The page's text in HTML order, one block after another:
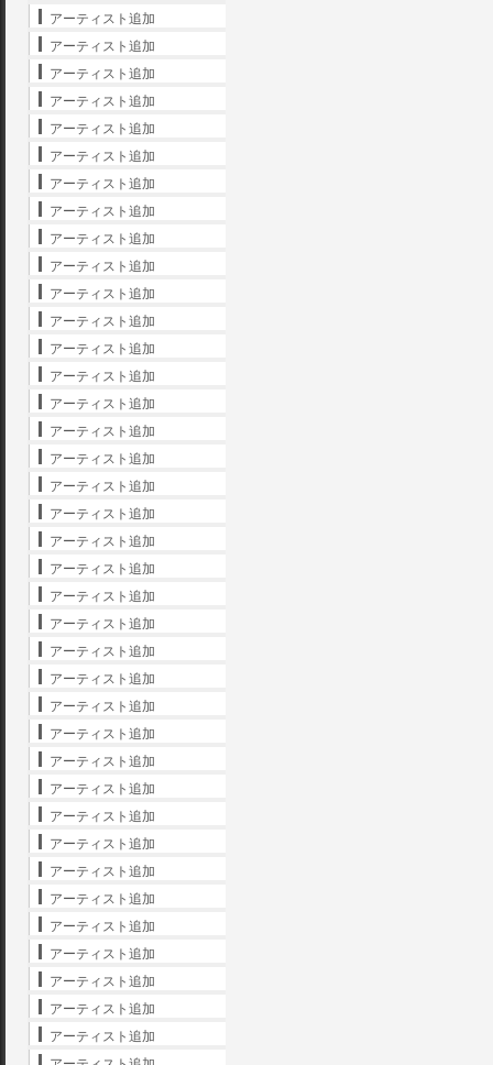
アーティスト追加
アーティスト追加
アーティスト追加
アーティスト追加
アーティスト追加
アーティスト追加
アーティスト追加
アーティスト追加
アーティスト追加
アーティスト追加
アーティスト追加
アーティスト追加
アーティスト追加
アーティスト追加
アーティスト追加
アーティスト追加
アーティスト追加
アーティスト追加
アーティスト追加
アーティスト追加
アーティスト追加
アーティスト追加
アーティスト追加
アーティスト追加
アーティスト追加
アーティスト追加
アーティスト追加
アーティスト追加
アーティスト追加
アーティスト追加
アーティスト追加
アーティスト追加
アーティスト追加
アーティスト追加
アーティスト追加
アーティスト追加
アーティスト追加
アーティスト追加